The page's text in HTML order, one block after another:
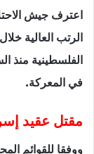
اعترف جيش
الرتب العالية
الفلسطينية منذ
في المعركة.
مقتل عقيد
ووفقا للقوائم